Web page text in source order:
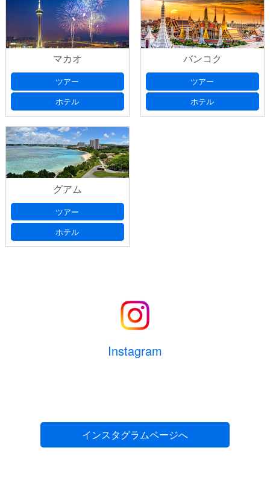
マカオ
ツアー
ホテル
バンコク
ツアー
ホテル
グアム
ツアー
ホテル
Instagram
インスタグラムページへ